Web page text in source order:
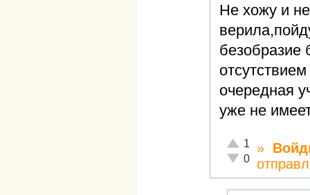
Не хожу и
безобразие
очередная
уже не
Отлично!
1
Неадекватно!
0
»